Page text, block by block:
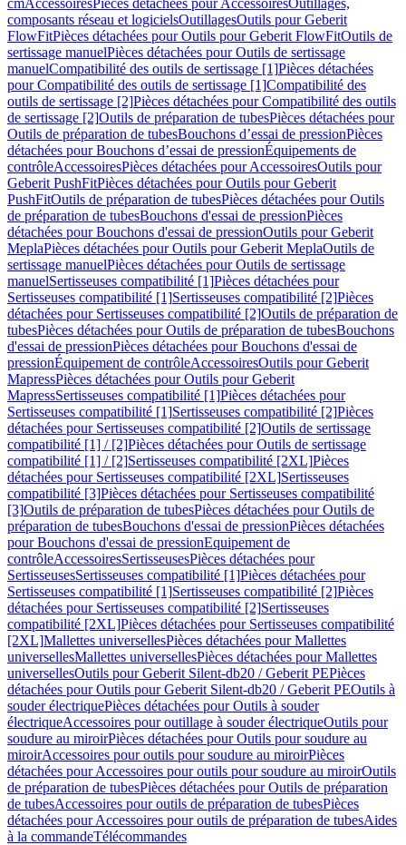
cmAccessoiresPièces détachées pour AccessoiresOutillages,
composants réseau et logicielsOutillagesOutils pour Geberit
FlowFitPièces détachées pour Outils pour Geberit FlowFitOutils de
sertissage manuelPièces détachées pour Outils de sertissage
manuelCompatibilité des outils de sertissage [1]Pièces détachées
pour Compatibilité des outils de sertissage [1]Compatibilité des
outils de sertissage [2]Pièces détachées pour Compatibilité des outils
de sertissage [2]Outils de préparation de tubesPièces détachées pour
Outils de préparation de tubesBouchons d’essai de pressionPièces
détachées pour Bouchons d’essai de pressionÉquipements de
contrôleAccessoiresPièces détachées pour AccessoiresOutils pour
Geberit PushFitPièces détachées pour Outils pour Geberit
PushFitOutils de préparation de tubesPièces détachées pour Outils
de préparation de tubesBouchons d'essai de pressionPièces
détachées pour Bouchons d'essai de pressionOutils pour Geberit
MeplaPièces détachées pour Outils pour Geberit MeplaOutils de
sertissage manuelPièces détachées pour Outils de sertissage
manuelSertisseuses compatibilité [1]Pièces détachées pour
Sertisseuses compatibilité [1]Sertisseuses compatibilité [2]Pièces
détachées pour Sertisseuses compatibilité [2]Outils de préparation de
tubesPièces détachées pour Outils de préparation de tubesBouchons
d'essai de pressionPièces détachées pour Bouchons d'essai de
pressionÉquipement de contrôleAccessoiresOutils pour Geberit
MapressPièces détachées pour Outils pour Geberit
MapressSertisseuses compatibilité [1]Pièces détachées pour
Sertisseuses compatibilité [1]Sertisseuses compatibilité [2]Pièces
détachées pour Sertisseuses compatibilité [2]Outils de sertissage
compatibilité [1] / [2]Pièces détachées pour Outils de sertissage
compatibilité [1] / [2]Sertisseuses compatibilité [2XL]Pièces
détachées pour Sertisseuses compatibilité [2XL]Sertisseuses
compatibilité [3]Pièces détachées pour Sertisseuses compatibilité
[3]Outils de préparation de tubesPièces détachées pour Outils de
préparation de tubesBouchons d'essai de pressionPièces détachées
pour Bouchons d'essai de pressionEquipement de
contrôleAccessoiresSertisseusesPièces détachées pour
SertisseusesSertisseuses compatibilité [1]Pièces détachées pour
Sertisseuses compatibilité [1]Sertisseuses compatibilité [2]Pièces
détachées pour Sertisseuses compatibilité [2]Sertisseuses
compatibilité [2XL]Pièces détachées pour Sertisseuses compatibilité
[2XL]Mallettes universellesPièces détachées pour Mallettes
universellesMallettes universellesPièces détachées pour Mallettes
universellesOutils pour Geberit Silent-db20 / Geberit PEPièces
détachées pour Outils pour Geberit Silent-db20 / Geberit PEOutils à
souder électriquePièces détachées pour Outils à souder
électriqueAccessoires pour outillage à souder électriqueOutils pour
soudure au miroirPièces détachées pour Outils pour soudure au
miroirAccessoires pour outils pour soudure au miroirPièces
détachées pour Accessoires pour outils pour soudure au miroirOutils
de préparation de tubesPièces détachées pour Outils de préparation
de tubesAccessoires pour outils de préparation de tubesPièces
détachées pour Accessoires pour outils de préparation de tubesAides
à la commandeTélécommandes